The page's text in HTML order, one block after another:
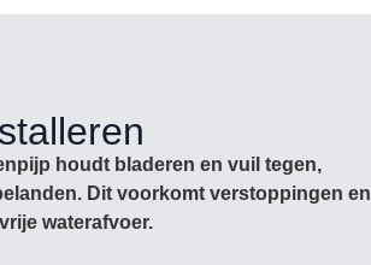
houdt bladeren en vuil tegen,
Dit voorkomt verstoppingen en
waterafvoer.